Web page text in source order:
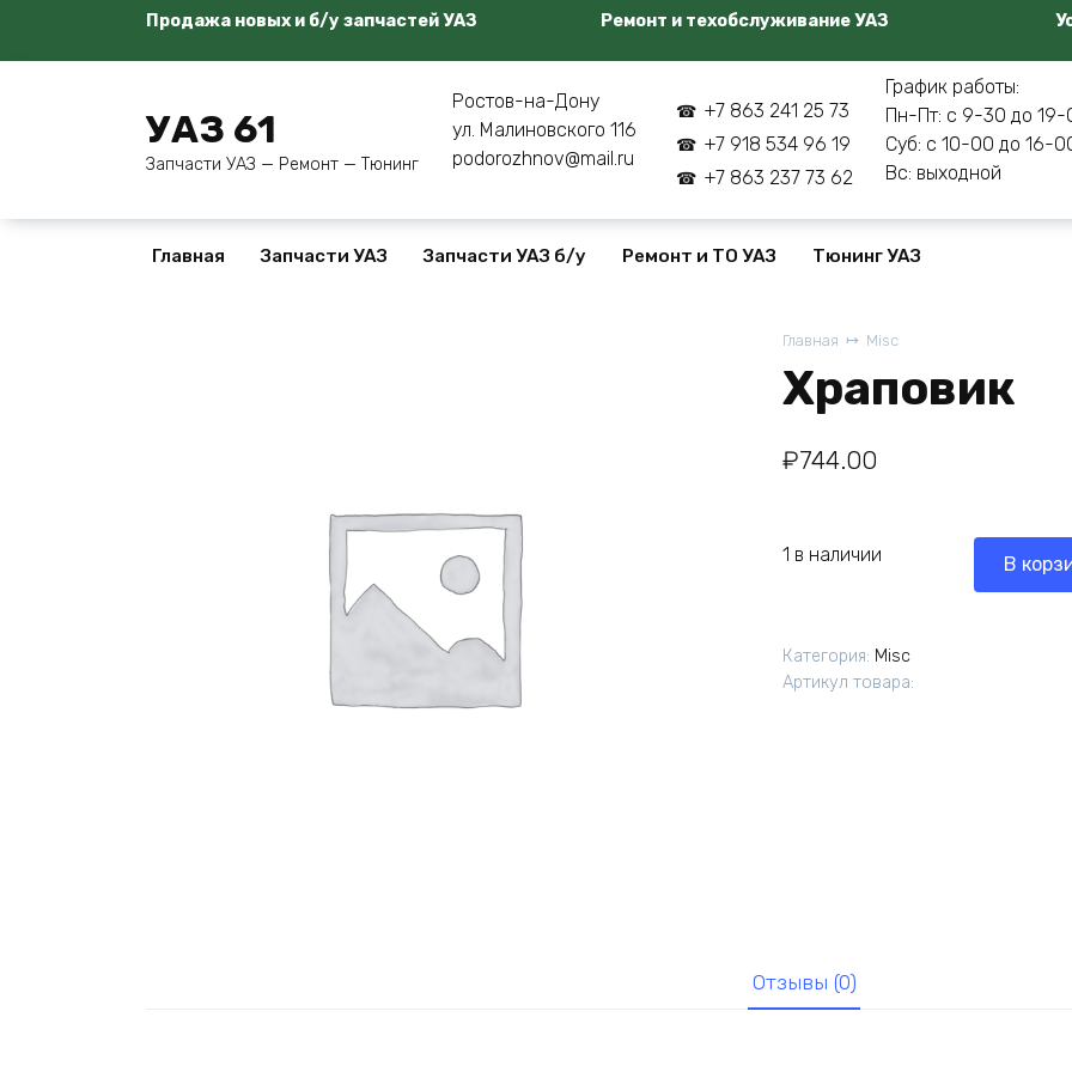
Продажа новых и б/у запчастей УАЗ Ремонт и техобслуживание УАЗ
УАЗ 61
Запчасти УАЗ — Ремонт — Тюнинг
Ростов-на-Дону
ул. Малиновского 116
podorozhnov@mail.ru
+7 863 241 25 73
+7 918 534 96 19
+7 863 237 73 62
График работы:
Пн-Пт: с 9-30 до 19-
Суб: с 10-00 до 16-
Вс: выходной
Главная Запчасти УАЗ Запчасти УАЗ б/у Ремонт и ТО УАЗ Тюнинг УАЗ
Главная Misc
Храповик
₽744.00
1 в наличии В
Категория: Misc
Артикул товара:
Отзывы (0)